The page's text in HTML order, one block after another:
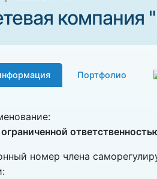
компания
Портфолио
номер члена